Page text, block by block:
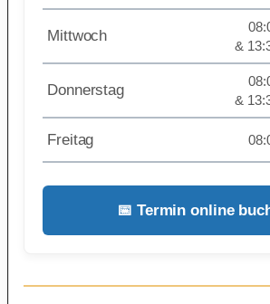
Mittwoch
&
Donnerstag
&
Freitag
📅 Termin online